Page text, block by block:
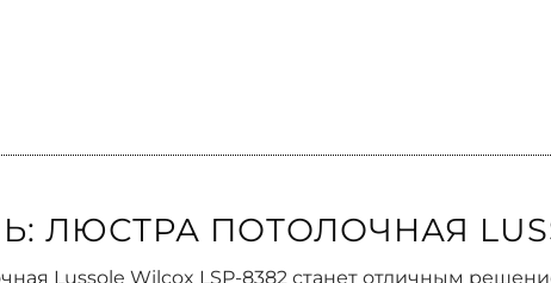
ЛЮСТРА ПОТОЛОЧНАЯ
Lussole Wilcox LSP-8382 станет отличным